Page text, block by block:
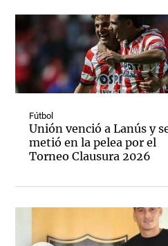
Fútbol
Unión venció a Lanús y
metió en la pelea por el
Torneo Clausura 2026
de Arequito
Notas
Cadena 3 en